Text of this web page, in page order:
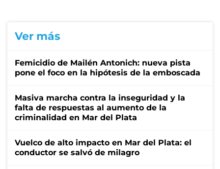
Ver más
Femicidio de Mailén Antonich: nueva pista
pone el foco en la hipótesis de la emboscada
Masiva marcha contra la inseguridad y la
falta de respuestas al aumento de la
criminalidad en Mar del Plata
Vuelco de alto impacto en Mar del Plata: el
conductor se salvó de milagro